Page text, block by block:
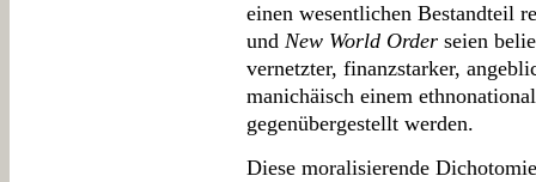
einen wesentlichen Bestandteil
und New World Order seien
vernetzter, finanzstarker,
manichäisch einem
gegenübergestellt werden.
Diese moralisierende